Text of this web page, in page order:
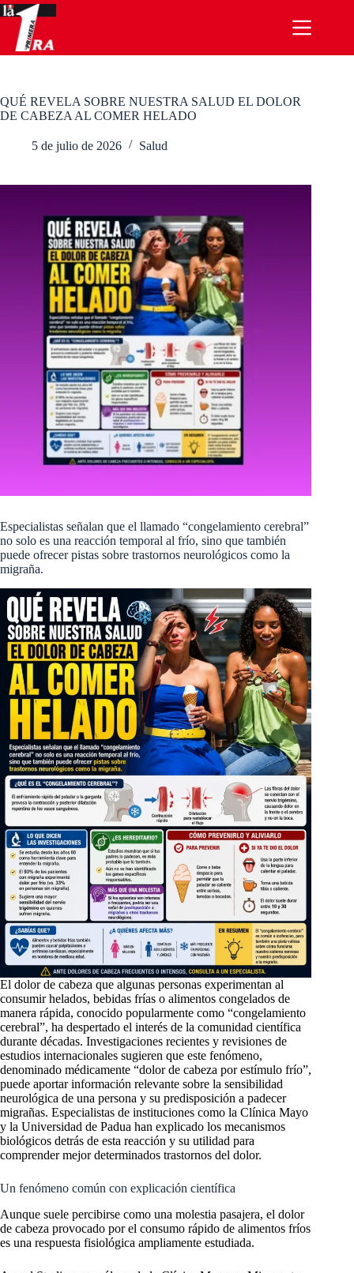
Saltar
al
contenido
QUÉ REVELA SOBRE NUESTRA SALUD EL DOLOR
DE CABEZA AL COMER HELADO
5 de julio de 2026 Salud
Especialistas señalan que el llamado “congelamiento cerebral”
no solo es una reacción temporal al frío, sino que también
puede ofrecer pistas sobre trastornos neurológicos como la
migraña.
El dolor de cabeza que algunas personas experimentan al
consumir helados, bebidas frías o alimentos congelados de
manera rápida, conocido popularmente como “congelamiento
cerebral”, ha despertado el interés de la comunidad científica
durante décadas. Investigaciones recientes y revisiones de
estudios internacionales sugieren que este fenómeno,
denominado médicamente “dolor de cabeza por estímulo frío”,
puede aportar información relevante sobre la sensibilidad
neurológica de una persona y su predisposición a padecer
migrañas. Especialistas de instituciones como la Clínica Mayo
y la Universidad de Padua han explicado los mecanismos
biológicos detrás de esta reacción y su utilidad para
comprender mejor determinados trastornos del dolor.
Un fenómeno común con explicación científica
Aunque suele percibirse como una molestia pasajera, el dolor
de cabeza provocado por el consumo rápido de alimentos fríos
es una respuesta fisiológica ampliamente estudiada.